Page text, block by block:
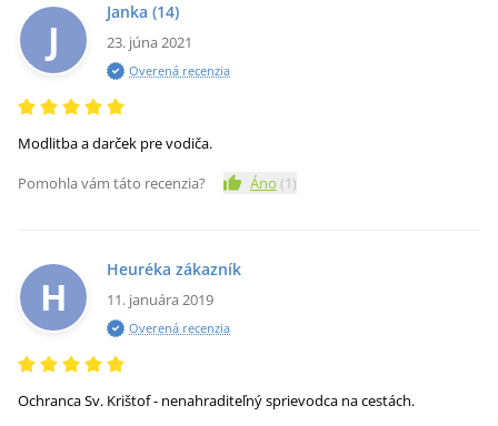
J
Janka (14)
23. júna 2021
Overená recenzia
Modlitba a darček pre vodiča.
Pomohla vám táto recenzia?
Áno (1)
H
Heuréka zákazník
11. januára 2019
Overená recenzia
Ochranca Sv. Krištof - nenahraditeľný sprievodca na cestách.